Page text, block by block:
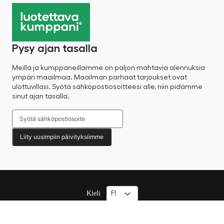
Pysy ajan tasalla
Meillä ja kumppaneillamme on paljon mahtavia alennuksia
ympäri maailmaa. Maailman parhaat tarjoukset ovat
ulottuvillasi. Syötä sähköpostiosoitteesi alle, niin pidämme
sinut ajan tasalla.
Liity uusimpiin päivityksiimme
Kieli